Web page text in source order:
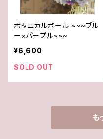
ボタニカルボール ~~~ブル
ー×パープル~~~
¥6,600
SOLD OUT
も